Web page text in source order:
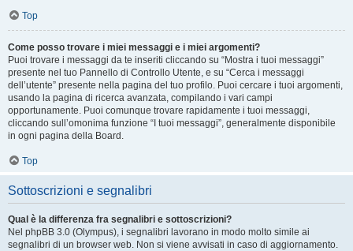
Top
Come posso trovare i miei messaggi e i miei argomenti?
Puoi trovare i messaggi da te inseriti cliccando su “Mostra i tuoi messaggi”
presente nel tuo Pannello di Controllo Utente, e su “Cerca i messaggi
dell’utente” presente nella pagina del tuo profilo. Puoi cercare i tuoi argomenti,
usando la pagina di ricerca avanzata, compilando i vari campi
opportunamente. Puoi comunque trovare rapidamente i tuoi messaggi,
cliccando sull’omonima funzione “I tuoi messaggi”, generalmente disponibile
in ogni pagina della Board.
Top
Sottoscrizioni e segnalibri
Qual è la differenza fra segnalibri e sottoscrizioni?
Nel phpBB 3.0 (Olympus), i segnalibri lavorano in modo molto simile ai
segnalibri di un browser web. Non si viene avvisati in caso di aggiornamento.